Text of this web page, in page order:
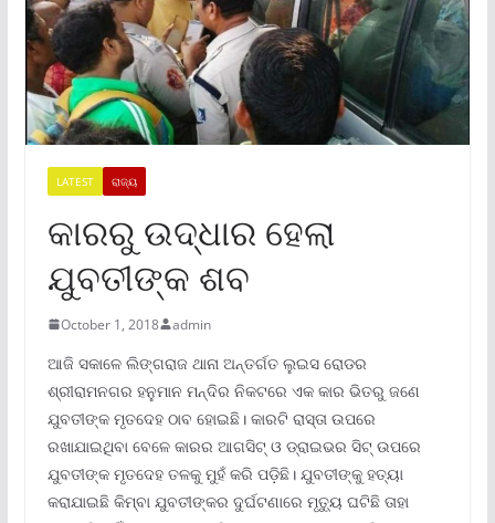
LATEST ରାଜ୍ୟ
କାରରୁ ଉଦ୍ଧାର ହେଲା
ଯୁବତୀଙ୍କ ଶବ
October 1, 2018 admin
ଆଜି ସକାଳେ ଲିଙ୍ଗରାଜ ଥାନା ଅନ୍ତର୍ଗତ ଲୁଇସ ରୋଡର
ଶ୍ରୀରାମନଗର ହନୁମାନ ମନ୍ଦିର ନିକଟରେ ଏକ କାର ଭିତରୁ ଜଣେ
ଯୁବତୀଙ୍କ ମୃତଦେହ ଠାବ ହୋଇଛି। କାରଟି ରାସ୍ତା ଉପରେ
ରଖାଯାଇଥିବା ବେଳେ କାରର ଆଗସିଟ୍ ଓ ଡ୍ରାଇଭର ସିଟ୍ ଉପରେ
ଯୁବତୀଙ୍କ ମୃତଦେହ ତଳକୁ ମୁହଁ କରି ପଡ଼ିଛି। ଯୁବତୀଙ୍କୁ ହତ୍ୟା
କରାଯାଇଛି କିମ୍ବା ଯୁବତୀଙ୍କର ଦୁର୍ଘଟଣାରେ ମୃତ୍ୟୁ ଘଟିଛି ତାହା